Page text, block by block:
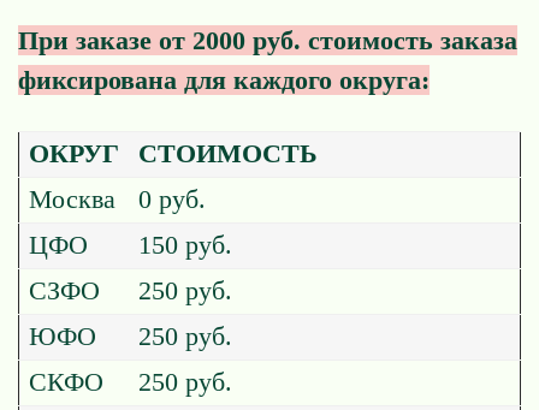
При заказе от 2000 руб. стоимость заказа
фиксирована для каждого округа:
ОКРУГ
СТОИМОСТЬ
Москва
0 руб.
ЦФО
150 руб.
СЗФО
250 руб.
ЮФО
250 руб.
СКФО
250 руб.